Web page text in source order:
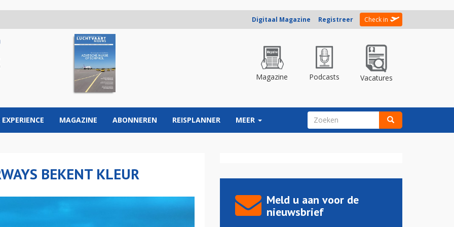
Digitaal Magazine Registreer Check in
Magazine Podcasts Vacatures
EXPERIENCE MAGAZINE ABONNEREN REISPLANNER MEER ZOEKVELD
BEKENT KLEUR
Meld u aan voor de
nieuwsbrief